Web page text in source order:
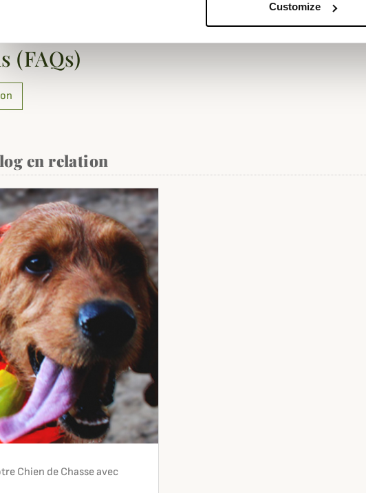
Customize
(FAQs)
en relation
Chien de Chasse avec